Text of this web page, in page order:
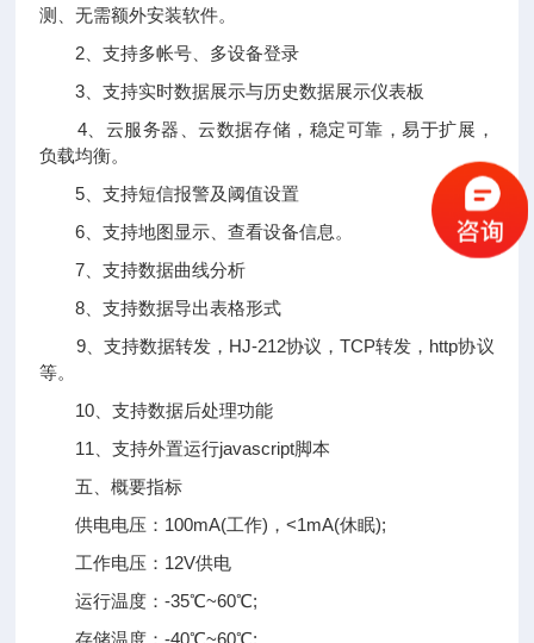
测、无需额外安装软件。
2、支持多帐号、多设备登录
3、支持实时数据展示与历史数据展示仪表板
4、云服务器、云数据存储，稳定可靠，易于扩展，
负载均衡。
5、支持短信报警及阈值设置
6、支持地图显示、查看设备信息。
7、支持数据曲线分析
8、支持数据导出表格形式
9、支持数据转发，HJ-212协议，TCP转发，http协议
等。
10、支持数据后处理功能
11、支持外置运行javascript脚本
五、概要指标
供电电压：100mA(工作)，<1mA(休眠);
工作电压：12V供电
运行温度：-35℃~60℃;
存储温度：-40℃~60℃;